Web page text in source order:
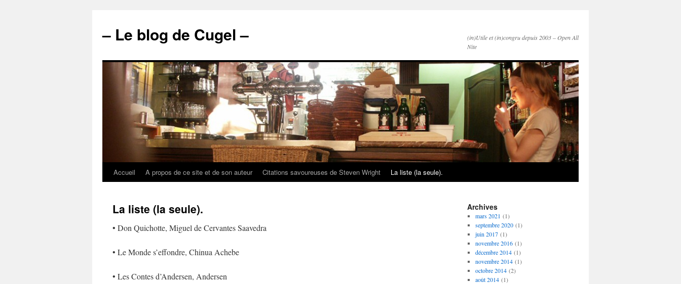
– Le blog de Cugel –
(in)Utile et (in)congru depuis 2003 – Open All
Nite
Accueil A propos de ce site et de son auteur Citations savoureuses de Steven Wright La liste (la seule).
La liste (la seule).
• Don Quichotte, Miguel de Cervantes Saavedra
• Le Monde s’effondre, Chinua Achebe
• Les Contes d’Andersen, Andersen
Archives
mars 2021 (1)
septembre 2020(1)
juin 2017(1)
novembre 2016(1)
décembre 2014(1)
novembre 2014(1)
octobre 2014(2)
août 2014(1)